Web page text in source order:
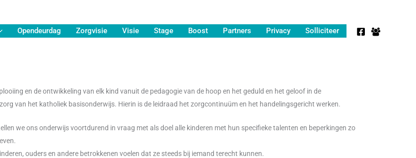
Opendeurdag Zorgvisie Visie Stage Boost Partners Privacy Solliciteer
en de ontwikkeling van elk kind vanuit de pedagogie van de hoop en het geduld en het geloof in de
van het katholiek basisonderwijs. Hierin is de leidraad het zorgcontinuüm en het handelingsgericht werken.
we ons onderwijs voortdurend in vraag met als doel alle kinderen met hun specifieke talenten en beperkingen zo
ouders en andere betrokkenen voelen dat ze steeds bij iemand terecht kunnen.